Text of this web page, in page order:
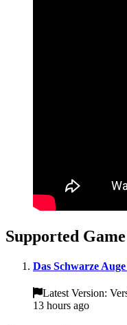
Supported
Das Schwarze
Latest Version:
13 hours ago